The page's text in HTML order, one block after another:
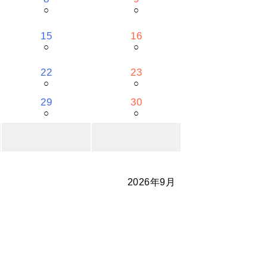
○ ○
15
○
16
○
22
○
23
○
29
○
30
○
2026年9月